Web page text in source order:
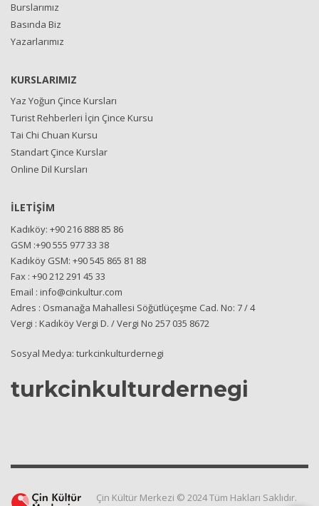
Burslarımız
Basında Biz
Yazarlarımız
KURSLARIMIZ
Yaz Yoğun Çince Kursları
Turist Rehberleri İçin Çince Kursu
Tai Chi Chuan Kursu
Standart Çince Kurslar
Online Dil Kursları
İLETİŞİM
Kadıköy: +90 216 888 85 86
GSM :+90 555 977 33 38
Kadıköy GSM: +90 545 865 81 88
Fax : +90 212 291 45 33
Email : info@cinkultur.com
Adres : Osmanağa Mahallesi Söğütlüçeşme Cad. No: 7 / 4
Vergi : Kadıköy Vergi D. / Vergi No 257 035 8672
Sosyal Medya: turkcinkulturdernegi
turkcinkulturdernegi
Çin Kültür Merkezi © 2024 Tüm Hakları Saklıdır.